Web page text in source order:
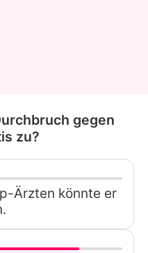
gegen
zu?
Ärzten könnte er